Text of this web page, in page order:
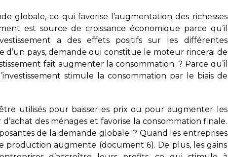
globale, ce qui favorise l’augmentation des richesses
est source de croissance économique parce qu’il
a des effets positifs sur les différentes
d’un pays, demande qui constitue le moteur rincerai de
fait augmenter la consommation. ? Parce qu’il
stimule la consommation par le biais de
utilisés pour baisser es prix ou pour augmenter les
des ménages et favorise la consommation finale.
de la demande globale. ? Quand les entreprises
production augmente (document 6). De plus, les gains